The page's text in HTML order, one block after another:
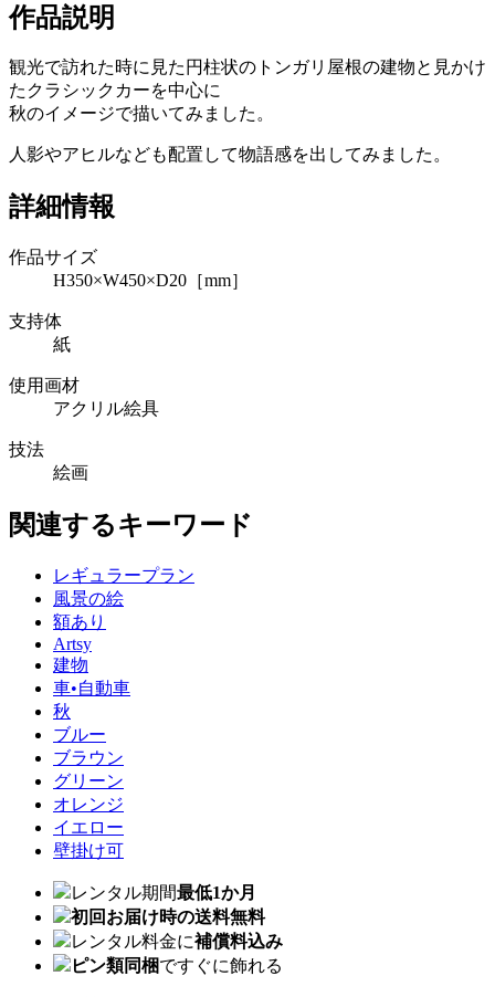
作品説明
観光で訪れた時に見た円柱状のトンガリ屋根の建物と見かけ
たクラシックカーを中心に
秋のイメージで描いてみました。
人影やアヒルなども配置して物語感を出してみました。
詳細情報
作品サイズ
H350×W450×D20［mm］
支持体
紙
使用画材
アクリル絵具
技法
絵画
関連するキーワード
レギュラープラン
風景の絵
額あり
Artsy
建物
車•自動車
秋
ブルー
ブラウン
グリーン
オレンジ
イエロー
壁掛け可
レンタル期間最低1か月
初回お届け時の送料無料
レンタル料金に補償料込み
ピン類同梱ですぐに飾れる